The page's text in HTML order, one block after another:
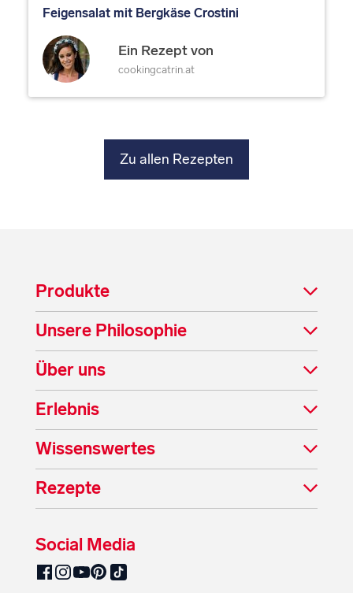
Feigensalat mit Bergkäse Crostini
Ein Rezept von
cookingcatrin.at
Zu allen Rezepten
Produkte
Unsere Philosophie
Über uns
Erlebnis
Wissenswertes
Rezepte
Social Media
SalzburgMilch auf Facebook
SalzburgMilch auf Instagram
SalzburgMilch auf YouTube
SalzburgMilch auf Pinterest
SalzburgMilch auf TikTok